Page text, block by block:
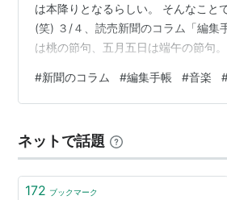
は本降りとなるらしい。 そんなこと
(笑) ３/４、読売新聞のコラム「編集
は桃の節句、五月五日は端午の節句
集手帳」によれば、「あんぱんの日
かれている、 「この稿を出す直前に
日、どこかに必ず「特別な日」が用
だ。 けれど記事は、そこから思いが
でいく。 脚本家の 向田邦子…
#新聞のコラム #編集手帳 #音楽
ネットで話題
172 ブックマーク